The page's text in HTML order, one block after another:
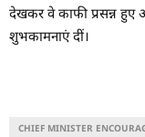
देखकर वे काफी प्रसन्न हुए
शुभकामनाएं दीं।
CHIEF MINISTER